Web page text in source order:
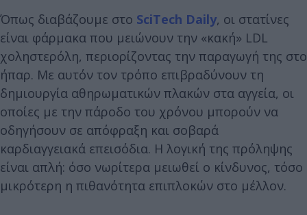
Όπως διαβάζουμε στο SciΤech Daily, οι στατίνες
είναι φάρμακα που μειώνουν την «κακή» LDL
χοληστερόλη, περιορίζοντας την παραγωγή της στο
ήπαρ. Με αυτόν τον τρόπο επιβραδύνουν τη
δημιουργία αθηρωματικών πλακών στα αγγεία, οι
οποίες με την πάροδο του χρόνου μπορούν να
οδηγήσουν σε απόφραξη και σοβαρά
καρδιαγγειακά επεισόδια. Η λογική της πρόληψης
είναι απλή: όσο νωρίτερα μειωθεί ο κίνδυνος, τόσο
μικρότερη η πιθανότητα επιπλοκών στο μέλλον.